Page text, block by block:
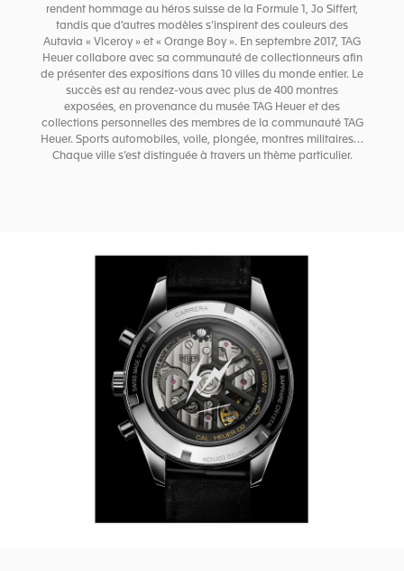
rendent hommage au héros suisse de la Formule 1, Jo Siffert,
tandis que d’autres modèles s’inspirent des couleurs des
Autavia « Viceroy » et « Orange Boy ». En septembre 2017, TAG
Heuer collabore avec sa communauté de collectionneurs afin
de présenter des expositions dans 10 villes du monde entier. Le
succès est au rendez-vous avec plus de 400 montres
exposées, en provenance du musée TAG Heuer et des
collections personnelles des membres de la communauté TAG
Heuer. Sports automobiles, voile, plongée, montres militaires…
Chaque ville s’est distinguée à travers un thème particulier.